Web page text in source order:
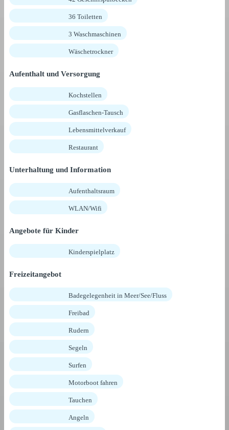
36 Toiletten
3 Waschmaschinen
Wäschetrockner
Aufenthalt und Versorgung
Kochstellen
Gasflaschen-Tausch
Lebensmittelverkauf
Restaurant
Unterhaltung und Information
Aufenthaltsraum
WLAN/Wifi
Angebote für Kinder
Kinderspielplatz
Freizeitangebot
Badegelegenheit in Meer/See/Fluss
Freibad
Rudern
Segeln
Surfen
Motorboot fahren
Tauchen
Angeln